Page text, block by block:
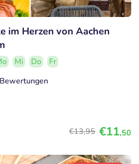
im Herzen von Aachen
Mi Do
Fr
€13,95 €11,50